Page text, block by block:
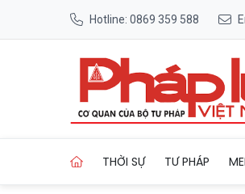
Hotline: 0869 359 588
THỜI SỰ TƯ PHÁP